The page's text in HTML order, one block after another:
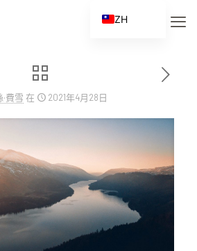
費雪 在 2021年4月28日
ZH